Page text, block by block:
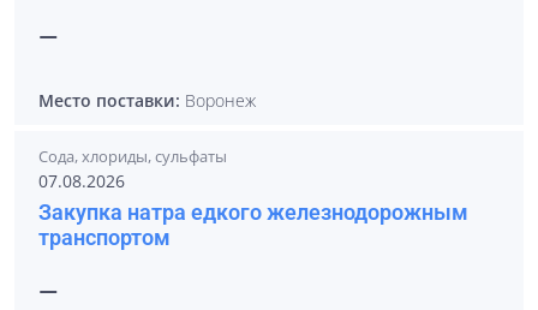
—
Место поставки: Воронеж
Сода, хлориды, сульфаты
07.08.2026
Закупка натра едкого железнодорожным
транспортом
—